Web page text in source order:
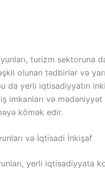
turizm sektoruna
olunan tədbirlər və
da yerli iqtisadiyyatın
imkanları və
kömək edir.
və İqtisadi İnkişaf
yerli iqtisadiyyata